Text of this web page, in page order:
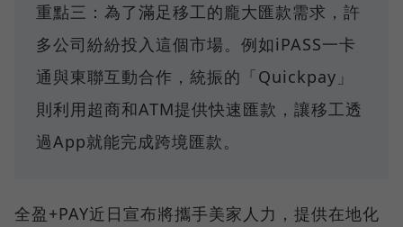
重點三：為了滿足移工的龐大匯款需求，許
多公司紛紛投入這個市場。例如iPASS一卡
通與東聯互動合作，統振的「Quickpay」
則利用超商和ATM提供快速匯款，讓移工透
過App就能完成跨境匯款。
全盈+PAY近日宣布將攜手美家人力，提供在地化